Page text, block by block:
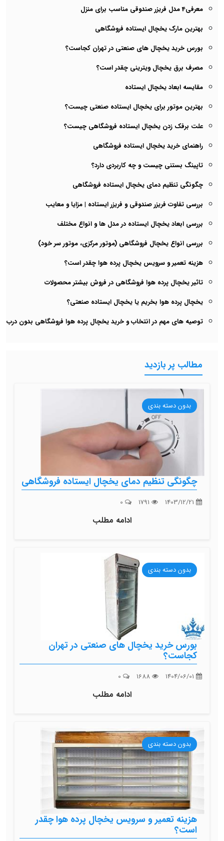
معرفی4 مدل فریزر صندوقی مناسب برای منزل
بهترین مارک یخچال ایستاده فروشگاهی
بورس خرید یخچال های صنعتی در تهران کجاست؟
مصرف برق یخچال ویترینی چقدر است؟
مقایسه ابعاد یخچال ایستاده
بهترین موتور برای یخچال ایستاده صنعتی چیست؟
علت برفک زدن یخچال ایستاده فروشگاهی چیست؟
راهنمای خرید یخچال ایستاده فروشگاهی
تاپینگ بستنی چیست و چه کاربردی دارد؟
چگونگی تنظیم دمای یخچال ایستاده فروشگاهی
بررسی تفاوت فریزر صندوقی و فریزر ایستاده | مزایا و معایب
بررسی ابعاد یخچال ایستاده در مدل ها و انواع مختلف
بررسی انواع یخچال فروشگاهی (موتور مرکزی، موتور سر خود)
هزینه تعمیر و سرویس یخچال پرده هوا چقدر است؟
تاثیر یخچال پرده هوا فروشگاهی در فروش بیشتر محصولات
یخچال پرده هوا بخریم یا یخچال ایستاده صنعتی؟
توصیه های مهم در انتخاب و خرید یخچال پرده هوا فروشگاهی بدون درب
مطالب پر بازدید
بدون دسته بندی
چگونگی تنظیم دمای یخچال ایستاده فروشگاهی
ادامه مطلب
بدون دسته بندی
بورس خرید یخچال های صنعتی در تهران
کجاست؟
ادامه مطلب
بدون دسته بندی
هزینه تعمیر و سرویس یخچال پرده هوا چقدر
است؟